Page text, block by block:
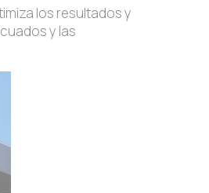
los resultados y
y las